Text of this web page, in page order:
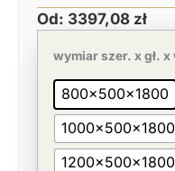
Od: 3397,08 zł
wymiar szer. x gł. x
800x500x1800
1000x500x1800
1200x500x1800
Pierwotna
cena
wynosiła:
5226,27 zł.
cena
Szafa
nierdzewna,
drzwi
suwane
H=1800